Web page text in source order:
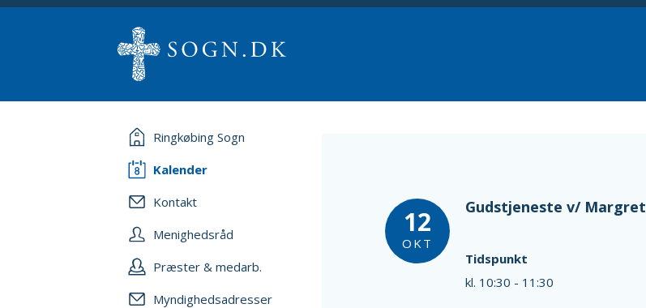
Ringkøbing Sogn
Kalender
Kontakt
Menighedsråd
Præster & medarb.
Myndighedsadresser
12
OKT
Gudstjeneste v/
Tidspunkt
kl. 10:30 - 11:30